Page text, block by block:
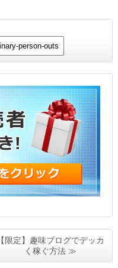
【限定】趣味ブログでデッカ
く稼ぐ方法 ≫